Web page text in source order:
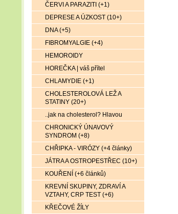
ČERVI A PARAZITI (+1)
DEPRESE A ÚZKOST (10+)
DNA (+5)
FIBROMYALGIE (+4)
HEMOROIDY
HOREČKA | váš přítel
CHLAMYDIE (+1)
CHOLESTEROLOVÁ LEŽ A
STATINY (20+)
..jak na cholesterol? Hlavou
CHRONICKÝ ÚNAVOVÝ
SYNDROM (+8)
CHŘIPKA - VIRÓZY (+4 články)
JÁTRA A OSTROPESTŘEC (10+)
KOUŘENÍ (+6 článků)
KREVNÍ SKUPINY, ZDRAVÍ A
VZTAHY, CRP TEST (+6)
KŘEČOVÉ ŽÍLY